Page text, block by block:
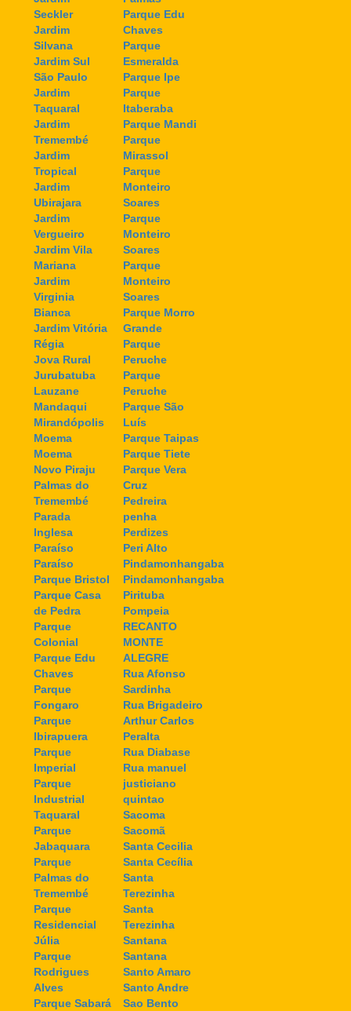
Seckler
Jardim
Silvana
Jardim Sul
São Paulo
Jardim
Taquaral
Jardim
Tremembé
Jardim
Tropical
Jardim
Ubirajara
Jardim
Vergueiro
Jardim Vila
Mariana
Jardim
Virginia
Bianca
Jardim Vitória
Régia
Jova Rural
Jurubatuba
Lauzane
Mandaqui
Mirandópolis
Moema
Moema
Novo Piraju
Palmas do
Tremembé
Parada
Inglesa
Paraíso
Paraíso
Parque Bristol
Parque Casa
de Pedra
Parque
Colonial
Parque Edu
Chaves
Parque
Fongaro
Parque
Ibirapuera
Parque
Imperial
Parque
Industrial
Taquaral
Parque
Jabaquara
Parque
Palmas do
Tremembé
Parque
Residencial
Júlia
Parque
Rodrigues
Alves
Parque Sabará
Parque Edu
Chaves
Parque
Esmeralda
Parque Ipe
Parque
Itaberaba
Parque Mandi
Parque
Mirassol
Parque
Monteiro
Soares
Parque
Monteiro
Soares
Parque
Monteiro
Soares
Parque Morro
Grande
Parque
Peruche
Parque
Peruche
Parque São
Luís
Parque Taipas
Parque Tiete
Parque Vera
Cruz
Pedreira
penha
Perdizes
Peri Alto
Pindamonhangaba
Pindamonhangaba
Pirituba
Pompeia
RECANTO
MONTE
ALEGRE
Rua Afonso
Sardinha
Rua Brigadeiro
Arthur Carlos
Peralta
Rua Diabase
Rua manuel
justiciano
quintao
Sacoma
Sacomã
Santa Cecilia
Santa Cecília
Santa
Terezinha
Santa
Terezinha
Santana
Santana
Santo Amaro
Santo Andre
Sao Bento